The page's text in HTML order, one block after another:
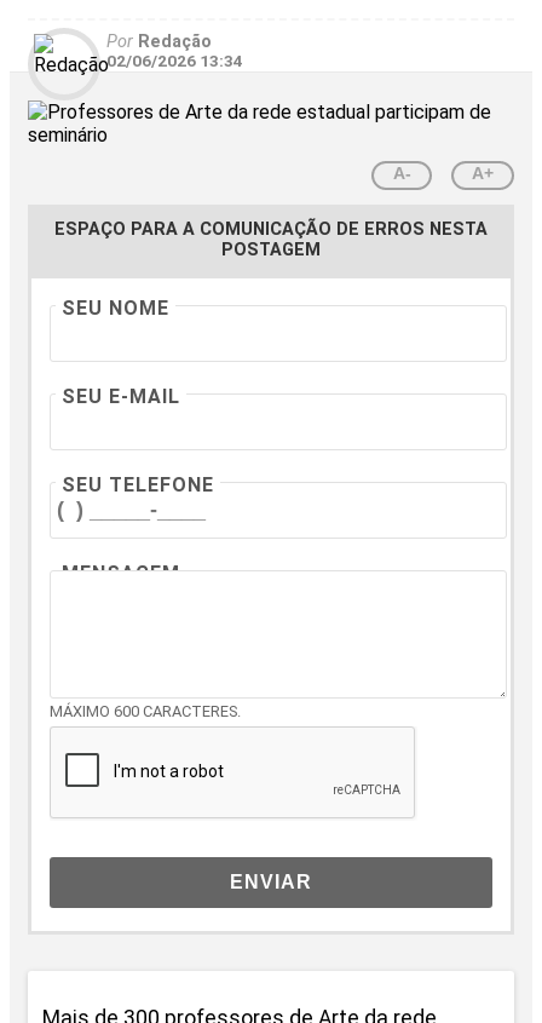
Por Redação
02/06/2026 13:34
A- A+
ESPAÇO PARA A COMUNICAÇÃO DE ERROS NESTA
POSTAGEM
SEU NOME
SEU E-MAIL
SEU TELEFONE
MENSAGEM
MÁXIMO 600 CARACTERES.
ENVIAR